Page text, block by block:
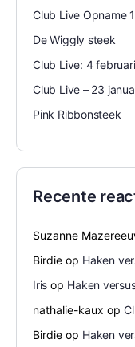
Club Live Opname
De Wiggly steek
Club Live: 4
Club Live – 23
Pink Ribbonsteek
Recente
Suzanne
Birdie op Haken
Iris op Haken
nathalie-kaux op
Birdie op Haken